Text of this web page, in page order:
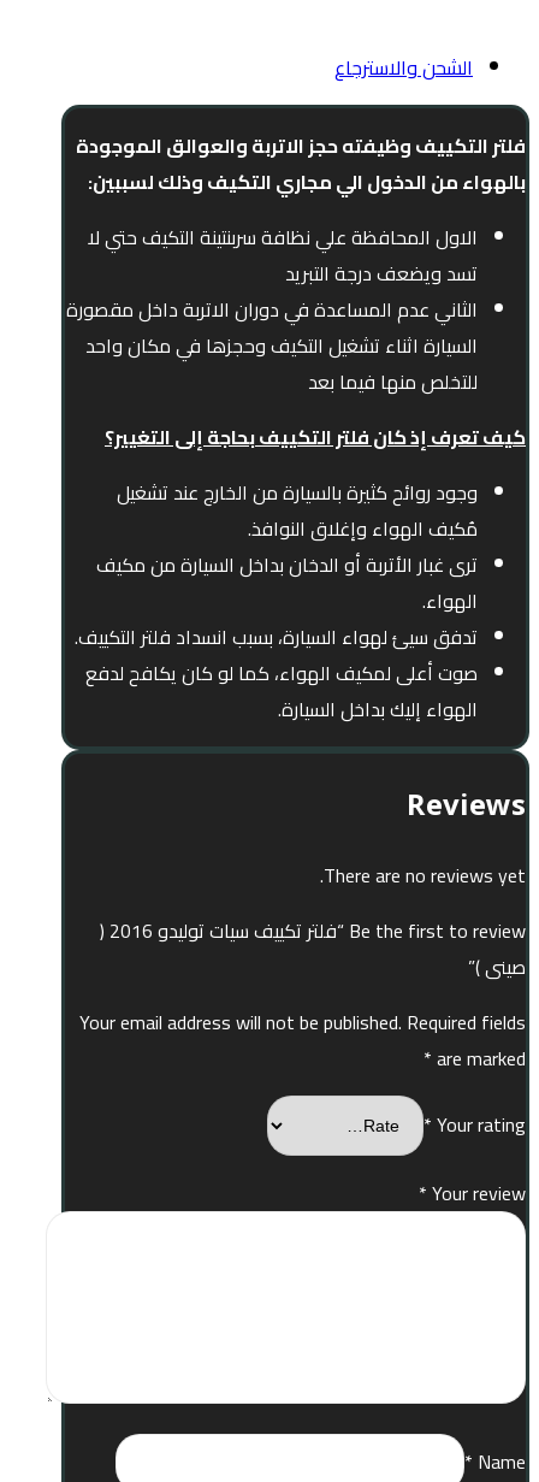
الشحن والاسترجاع
فلتر التكييف وظيفته حجز الاتربة والعوالق الموجودة
بالهواء من الدخول الي مجاري التكيف وذلك لسببين:
الاول المحافظة علي نظافة سربنتينة التكيف حتي لا
تسد ويضعف درجة التبريد
الثاني عدم المساعدة في دوران الاتربة داخل مقصورة
السيارة اثناء تشغيل التكيف وحجزها في مكان واحد
للتخلص منها فيما بعد
كيف تعرف إذ كان فلتر التكييف بحاجة إلى التغيير؟
وجود روائح كثيرة بالسيارة من الخارج عند تشغيل
مُكيف الهواء وإغلاق النوافذ.
ترى غبار الأتربة أو الدخان بداخل السيارة من مكيف
الهواء.
تدفق سيئ لهواء السيارة، بسبب انسداد فلتر التكييف.
صوت أعلى لمكيف الهواء، كما لو كان يكافح لدفع
الهواء إليك بداخل السيارة.
Reviews
There are no reviews yet.
Be the first to review “فلتر تكييف سيات توليدو 2016 (
صينى )”
Your email address will not be published. Required fields
are marked
*
Your rating
*
Your review
*
Name
*